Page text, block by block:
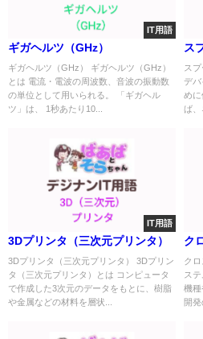
IT用語
ギガヘルツ（GHz）
ギガヘルツ（GHz） ギガヘルツ（GHz）
とは 電流・電波の周波数、音波の振動数
の単位として用いられる。 「ギガヘル
ツ」は、 1秒あたり10...
ス
ス
デバ
めに
ば、
IT用語
3Dプリンタ（三次元プリンタ）
3Dプリンタ（三次元プリンタ） 3Dプリン
タ（三次元プリンタ）とは コンピュータ
で作成した3次元のデータをもとに、樹脂
や金属などの材料を層状...
ク
ク
ス
機種
開発